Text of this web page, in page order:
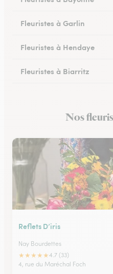
Fleuristes à Garlin
Fleuristes à Hendaye
Fleuristes à Biarritz
Fleuristes à Ustaritz
Nos
Reflets D’iris
Nay Bourdettes
★★★★★4.7 (33)
4, rue du Maréchal Foch